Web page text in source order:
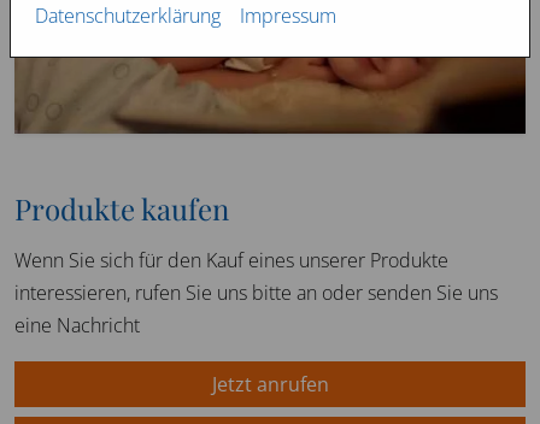
Produkte kaufen
Wenn Sie sich für den Kauf eines unserer Produkte
interessieren, rufen Sie uns bitte an oder senden Sie uns
eine Nachricht
Jetzt anrufen
Datenschutzerklärung Impressum